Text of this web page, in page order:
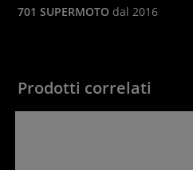
701 SUPERMOTO dal 2016
Prodotti correlati